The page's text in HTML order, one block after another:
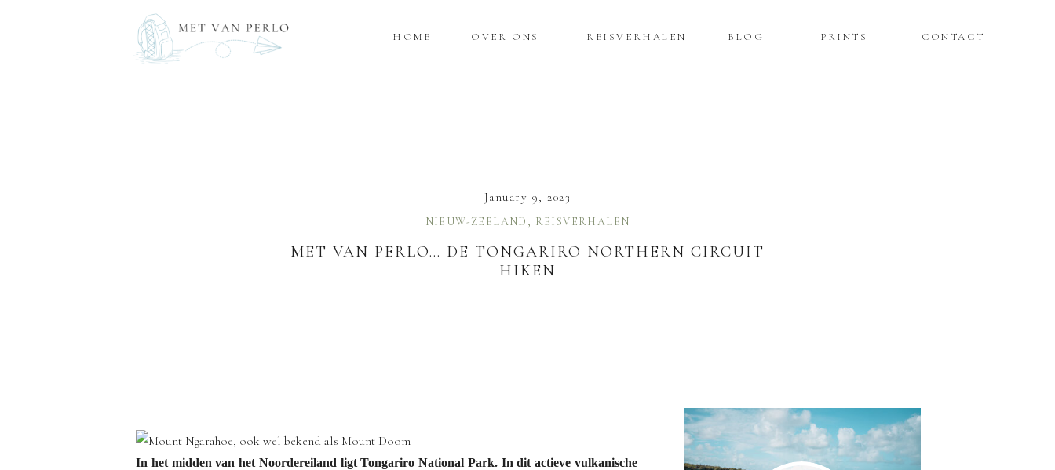
HOME OVER ONS REISVERHALEN PRINTS
BLOG CONTACT
MET VAN PERLO… DE TONGARIRO NORTHERN CIRCUIT
HIKEN
January 9, 2023
NIEUW-ZEELAND , REISVERHALEN
In het midden van het Noordereiland ligt Tongariro National Park. In dit actieve vulkanische